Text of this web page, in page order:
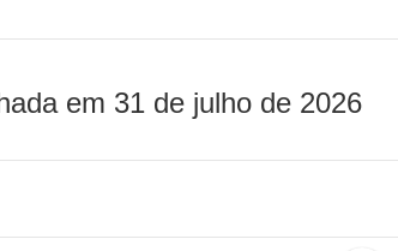
em 31 de julho de 2026